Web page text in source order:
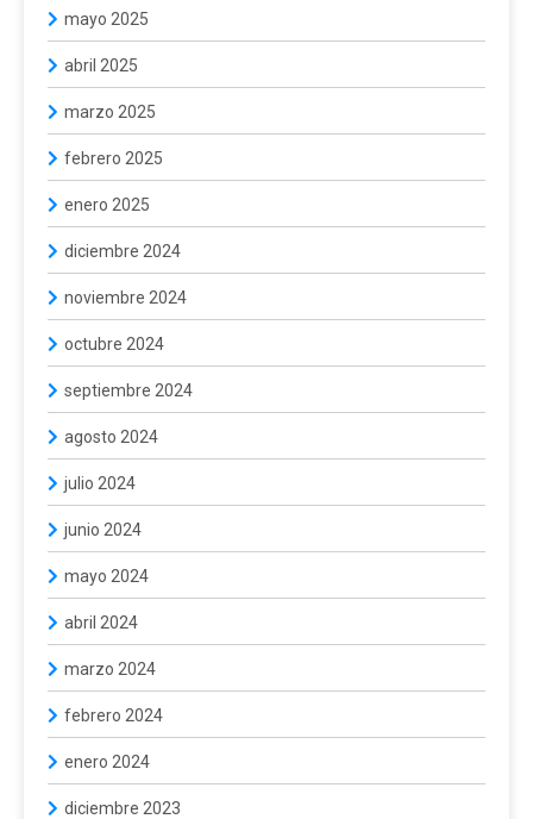
mayo 2025
abril 2025
marzo 2025
febrero 2025
enero 2025
diciembre 2024
noviembre 2024
octubre 2024
septiembre 2024
agosto 2024
julio 2024
junio 2024
mayo 2024
abril 2024
marzo 2024
febrero 2024
enero 2024
diciembre 2023